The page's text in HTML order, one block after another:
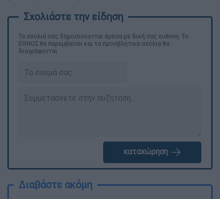
Τα σχολιά σας δημοσιεύονται άμεσα με δική σας ευθύνη. Το
ΕΘΝΟΣ θα παρεμβαίνει και τα προσβλητικά σχόλια θα
διαγράφονται
καταχώρηση
Διαβάστε ακόμη